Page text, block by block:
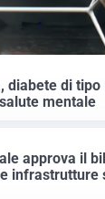
diabete di
mentale
approva il
infrastrutture